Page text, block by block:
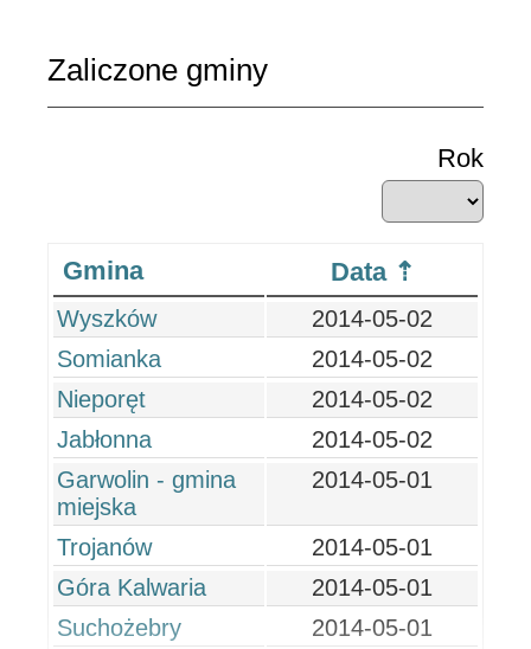
Zaliczone gminy
Rok
Gmina Data
Wyszków
2014-05-02
Somianka
2014-05-02
Nieporęt
2014-05-02
Jabłonna
2014-05-02
Garwolin - gmina
miejska
2014-05-01
Trojanów
2014-05-01
Góra Kalwaria
2014-05-01
Suchożebry
2014-05-01